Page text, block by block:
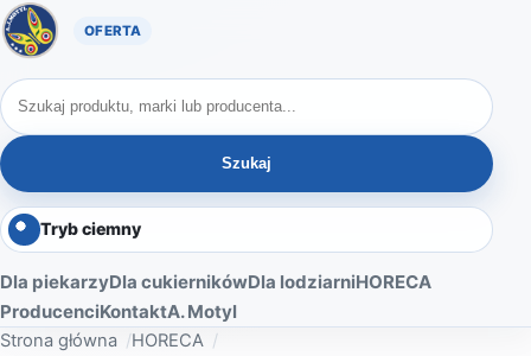
Oferta A. Motyl
Szukaj produktów
Szukaj
Tryb ciemny
Dla piekarzyDla cukiernikówDla lodziarniHORECA
ProducenciKontaktA. Motyl
Strona główna
HORECA